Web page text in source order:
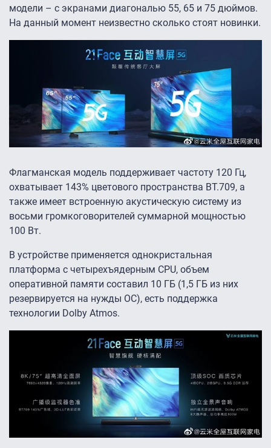
модели – с экранами диагональю 55, 65 и 75 дюймов.
На данный момент неизвестно сколько стоят новинки.
Флагманская модель поддерживает частоту 120 Гц,
охватывает 143% цветового пространства BT.709, а
также имеет встроенную акустическую систему из
восьми громкоговорителей суммарной мощностью
100 Вт.
В устройстве применяется однокристальная
платформа с четырехъядерным CPU, объем
оперативной памяти составил 10 ГБ (1,5 ГБ из них
резервируется на нужды ОС), есть поддержка
технологии Dolby Atmos.